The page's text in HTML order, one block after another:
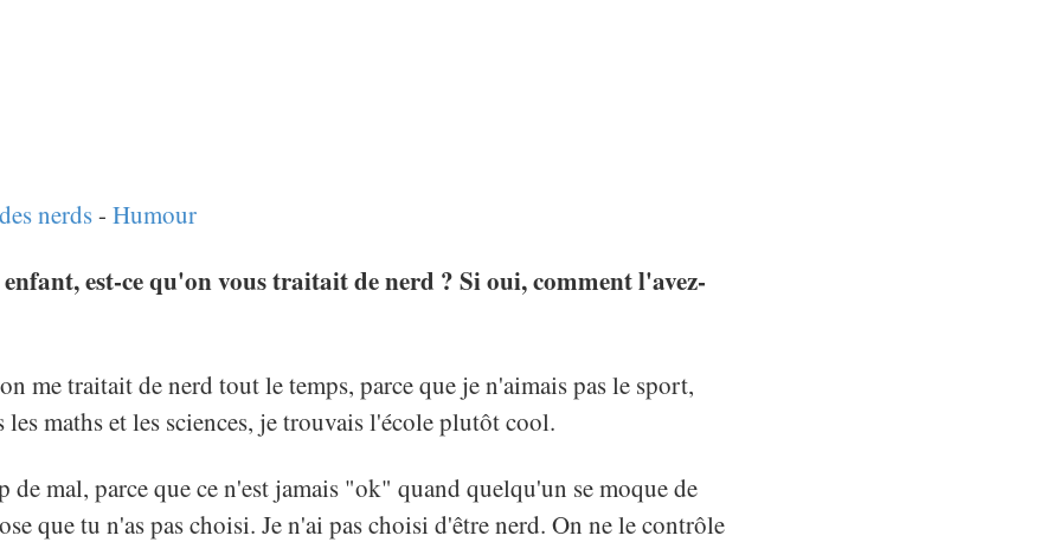
nerds- Humour
est-ce qu'on vous traitait de nerd ? Si oui, comment l'avez-
me traitait de nerd tout le temps, parce que je n'aimais pas le sport,
maths et les sciences, je trouvais l'école plutôt cool.
de mal, parce que ce n'est jamais "ok" quand quelqu'un se moque de
que tu n'as pas choisi. Je n'ai pas choisi d'être nerd. On ne le contrôle